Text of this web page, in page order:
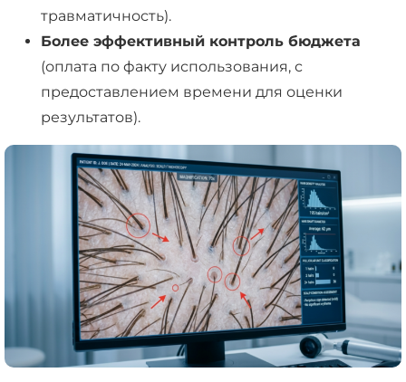
травматичность).
Более эффективный контроль бюджета
(оплата по факту использования, с
предоставлением времени для оценки
результатов).